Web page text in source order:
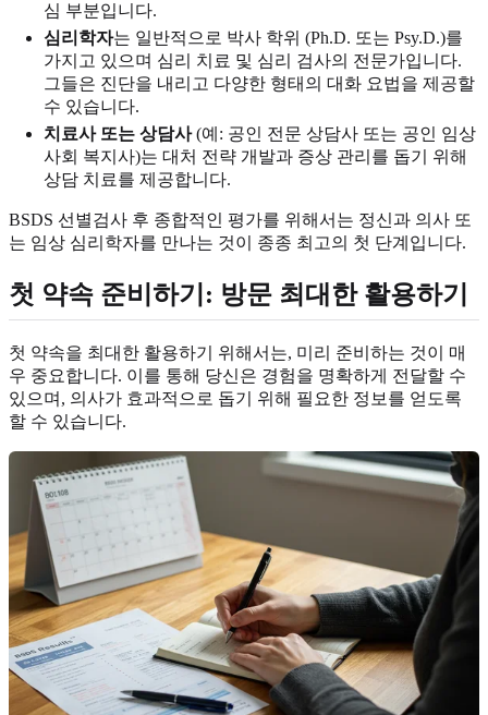
심 부분입니다.
심리학자는 일반적으로 박사 학위 (Ph.D. 또는 Psy.D.)를
가지고 있으며 심리 치료 및 심리 검사의 전문가입니다.
그들은 진단을 내리고 다양한 형태의 대화 요법을 제공할
수 있습니다.
치료사 또는 상담사(예: 공인 전문 상담사 또는 공인 임상
사회 복지사)는 대처 전략 개발과 증상 관리를 돕기 위해
상담 치료를 제공합니다.
BSDS 선별검사 후 종합적인 평가를 위해서는 정신과 의사 또
는 임상 심리학자를 만나는 것이 종종 최고의 첫 단계입니다.
첫 약속 준비하기: 방문 최대한 활용하기
첫 약속을 최대한 활용하기 위해서는, 미리 준비하는 것이 매
우 중요합니다. 이를 통해 당신은 경험을 명확하게 전달할 수
있으며, 의사가 효과적으로 돕기 위해 필요한 정보를 얻도록
할 수 있습니다.